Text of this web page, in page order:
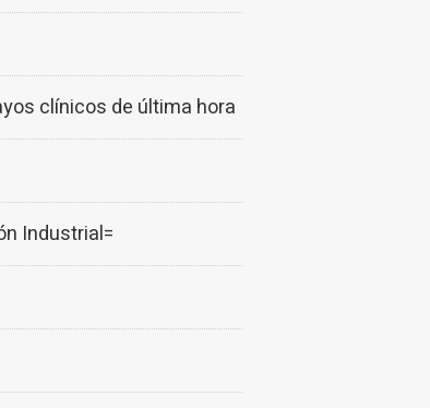
clínicos de última hora
Industrial=